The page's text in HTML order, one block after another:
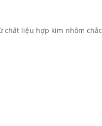
chất liệu hợp kim nhôm